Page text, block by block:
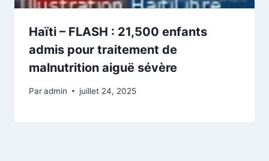
Haïti – FLASH : 21,500 enfants
admis pour traitement de
malnutrition aiguë sévère
Paradmin juillet 24, 2025